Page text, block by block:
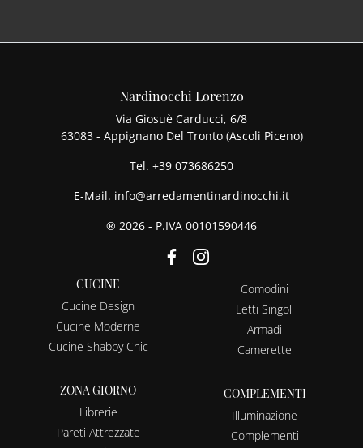
Nardinocchi Lorenzo
Via Giosuè Carducci, 6/8
63083 - Appignano Del Tronto (Ascoli Piceno)
Tel. +39 073686250
E-Mail. info@arredamentinardinocchi.it
® 2026 - P.IVA 00101590446
CUCINE
Cucine Design
Cucine Moderne
Cucine Shabby Chic
ZONA GIORNO
Librerie
Pareti Attrezzate
Comodini
Letti Singoli
Armadi
Camerette
COMPLEMENTI
Illuminazione
Complementi